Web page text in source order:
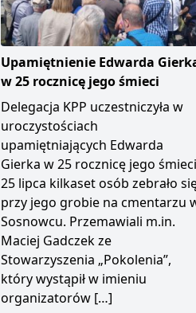
Upamiętnienie Edwarda
w 25 rocznicę jego śmieci
Delegacja KPP uczestniczyła w
uroczystościach
upamiętniających Edwarda
Gierka w 25 rocznicę jego
25 lipca kilkaset osób zebrało
przy jego grobie na cmentarzu
Sosnowcu. Przemawiali m.in.
Maciej Gadczek ze
Stowarzyszenia „Pokolenia”,
który wystąpił w imieniu
organizatorów […]